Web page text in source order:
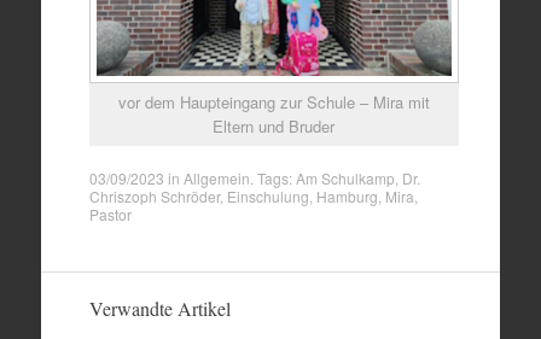
vor dem Haupteingang zur Schule – Mira mit
Eltern und Bruder
03/09/2023 in Allgemein. Tags:Am Schulkamp, Dr.
Chriszoph Schröder, Einschulung, Hamburg, Mira,
Pastor
Verwandte Artikel